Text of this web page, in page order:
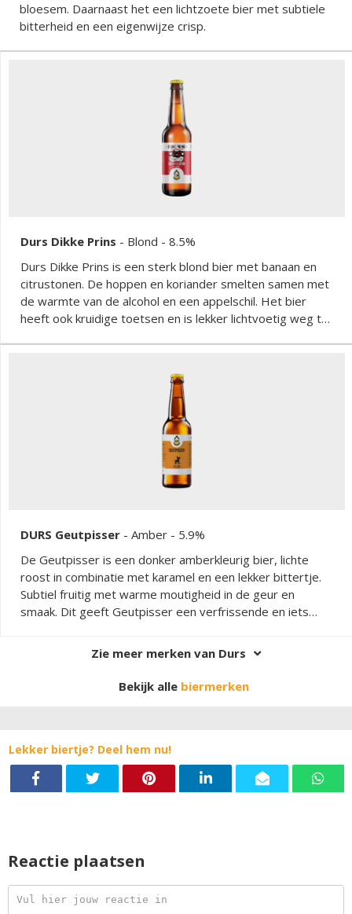
bloesem. Daarnaast het een lichtzoete bier met subtiele
bitterheid en een eigenwijze crisp.
Durs Dikke Prins - Blond - 8.5%
Durs Dikke Prins is een sterk blond bier met banaan en
citrustonen. De hoppen en koriander smelten samen met
de warmte van de alcohol en een appelschil. Het bier
heeft ook kruidige toetsen en is lekker lichtvoetig weg te
DURS Geutpisser - Amber - 5.9%
De Geutpisser is een donker amberkleurig bier, lichte
roost in combinatie met karamel en een lekker bittertje.
Subtiel fruitig met warme moutigheid in de geur en
smaak. Dit geeft Geutpisser een verfrissende en iets
Zie meer merken van Durs
Bekijk alle biermerken
Lekker biertje? Deel hem nu!
Reactie plaatsen